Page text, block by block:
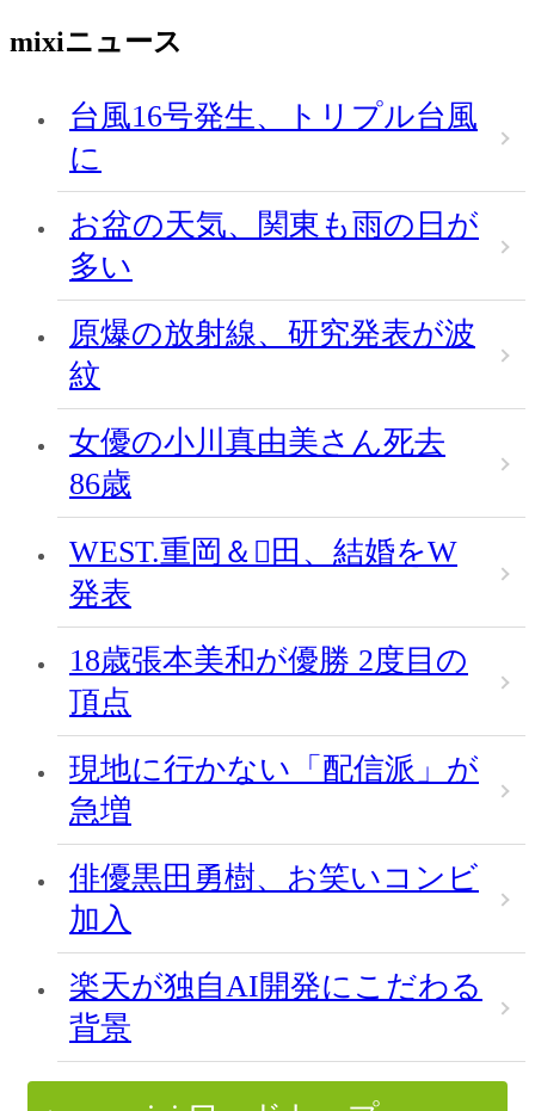
mixiニュース
台風16号発生、トリプル台風
に
お盆の天気、関東も雨の日が
多い
原爆の放射線、研究発表が波
紋
女優の小川真由美さん死去
86歳
WEST.重岡＆田、結婚をW
発表
18歳張本美和が優勝 2度目の
頂点
現地に行かない「配信派」が
急増
俳優黒田勇樹、お笑いコンビ
加入
楽天が独自AI開発にこだわる
背景